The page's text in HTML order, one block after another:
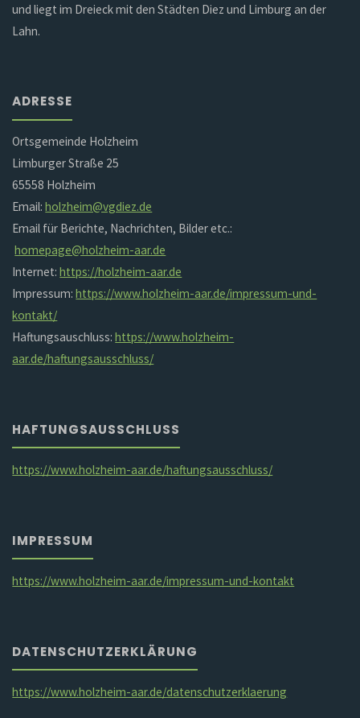
und liegt im Dreieck mit den Städten Diez und Limburg an der
Lahn.
ADRESSE
Ortsgemeinde Holzheim
Limburger Straße 25
65558 Holzheim
Email:holzheim@vgdiez.de
Email für Berichte, Nachrichten, Bilder etc.:
homepage@holzheim-aar.de
Internet:https://holzheim-aar.de
Impressum:https://www.holzheim-aar.de/impressum-und-
kontakt/
Haftungsauschluss:https://www.holzheim-
aar.de/haftungsausschluss/
HAFTUNGSAUSSCHLUSS
https://www.holzheim-aar.de/haftungsausschluss/
IMPRESSUM
https://www.holzheim-aar.de/impressum-und-kontakt
DATENSCHUTZERKLÄRUNG
https://www.holzheim-aar.de/datenschutzerklaerung